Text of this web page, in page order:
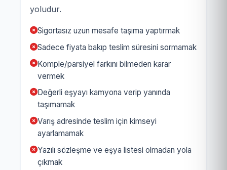
yoludur.
Sigortasız uzun mesafe taşıma yaptırmak
Sadece fiyata bakıp teslim süresini sormamak
Komple/parsiyel farkını bilmeden karar
vermek
Değerli eşyayı kamyona verip yanında
taşımamak
Varış adresinde teslim için kimseyi
ayarlamamak
Yazılı sözleşme ve eşya listesi olmadan yola
çıkmak